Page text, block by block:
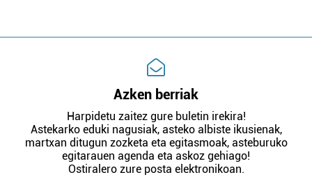
Azken berriak
Harpidetu zaitez gure buletin irekira!
Astekarko eduki nagusiak, asteko albiste ikusienak,
martxan ditugun zozketa eta egitasmoak, asteburuko
egitarauen agenda eta askoz gehiago!
Ostiralero zure posta elektronikoan.